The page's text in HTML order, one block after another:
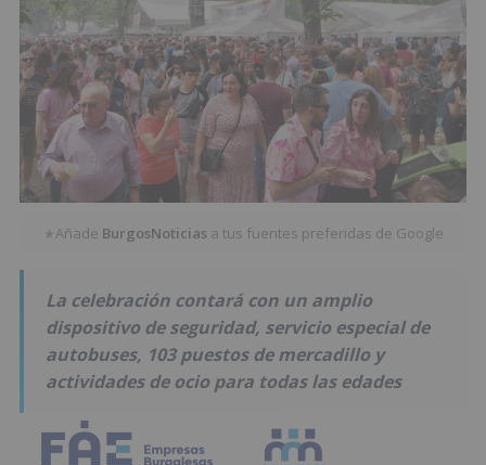
★Añade BurgosNoticias a tus fuentes preferidas de Google
La celebración contará con un amplio
dispositivo de seguridad, servicio especial de
autobuses, 103 puestos de mercadillo y
actividades de ocio para todas las edades